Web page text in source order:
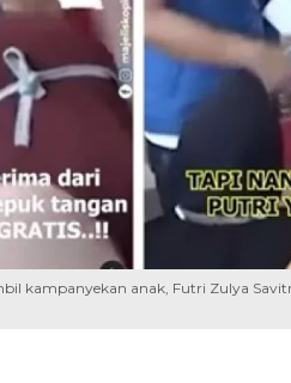
kampanyekan anak, Futri Zulya